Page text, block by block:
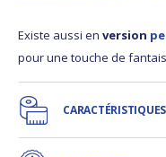
Existe aussi en version
pour une touche de
CARACTÉRISTIQUES